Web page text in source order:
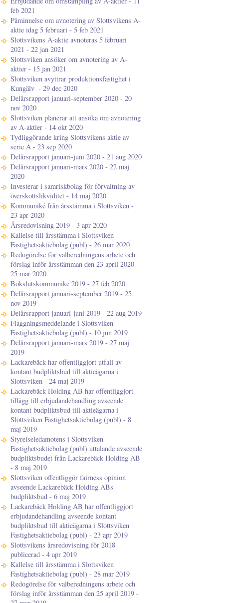
feb 2021
Påminnelse om avnotering av Slottsvikens A-
aktie idag 5 februari - 5 feb 2021
Slottsvikens A-aktie avnoteras 5 februari
2021 - 22 jan 2021
Slottsviken ansöker om avnotering av A-
aktier - 15 jan 2021
Slottsviken avyttrar produktionsfastighet i
Kungälv ​​​​​​​ - 29 dec 2020
Delårsrapport januari-september 2020 - 20
nov 2020
Slottsviken planerar att ansöka om avnotering
av A-aktier - 14 okt 2020
Tydliggörande kring Slottsvikens aktie av
serie A - 23 sep 2020
Delårsrapport januari-juni 2020 - 21 aug 2020
Delårsrapport januari-mars 2020 - 22 maj
2020
Investerar i samriskbolag för förvaltning av
överskottslikviditet - 14 maj 2020
Kommuniké från årsstämma i Slottsviken -
23 apr 2020
Årsredovisning 2019 - 3 apr 2020
Kallelse till årsstämma i Slottsviken
Fastighetsaktiebolag (publ) - 26 mar 2020
Redogörelse för valberedningens arbete och
förslag inför årsstämman den 23 april 2020 -
25 mar 2020
Bokslutskommunike 2019 - 27 feb 2020
Delårsrapport januari-september 2019 - 25
nov 2019
Delårsrapport januari-juni 2019 - 22 aug 2019
Flaggningsmeddelande i Slottsviken
Fastighetsaktiebolag (publ) - 10 jun 2019
Delårsrapport januari-mars 2019 - 27 maj
2019
Lackarebäck har offentliggjort utfall av
kontant budpliktsbud till aktieägarna i
Slottsviken - 24 maj 2019
Lackarebäck Holding AB har offentliggjort
tillägg till erbjudandehandling avseende
kontant budpliktsbud till aktieägarna i
Slottsviken Fastighetsaktiebolag (publ) - 8
maj 2019
Styrelseledamotens i Slottsviken
Fastighetsaktiebolag (publ) uttalande avseende
budpliktsbudet från Lackarebäck Holding AB
- 8 maj 2019
Slottsviken offentliggör fairness opinion
avseende Lackarebäck Holding ABs
budpliktsbud - 6 maj 2019
Lackarebäck Holding AB har offentliggjort
erbjudandehandling avseende kontant
budpliktsbud till aktieägarna i Slottsviken
Fastighetsaktiebolag (publ) - 23 apr 2019
Slottsvikens årsredovisning för 2018
publicerad - 4 apr 2019
Kallelse till årsstämma i Slottsviken
Fastighetsaktiebolag (publ) - 28 mar 2019
Redogörelse för valberedningens arbete och
förslag inför årsstämman den 25 april 2019 -